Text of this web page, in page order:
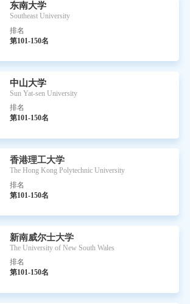
东南大学
Southeast University
排名
第101-150名
中山大学
Sun Yat-sen University
排名
第101-150名
香港理工大学
The Hong Kong Polytechnic University
排名
第101-150名
新南威尔士大学
The University of New South Wales
排名
第101-150名